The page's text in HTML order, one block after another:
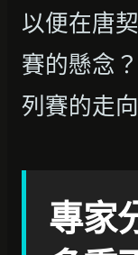
以便在唐
賽的懸念
列賽的走
專家